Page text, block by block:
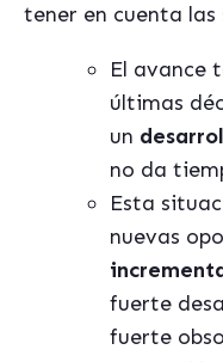
tener en cuenta las
El avance
últimas
un
no da
Esta
nuevas
fuerte
fuerte